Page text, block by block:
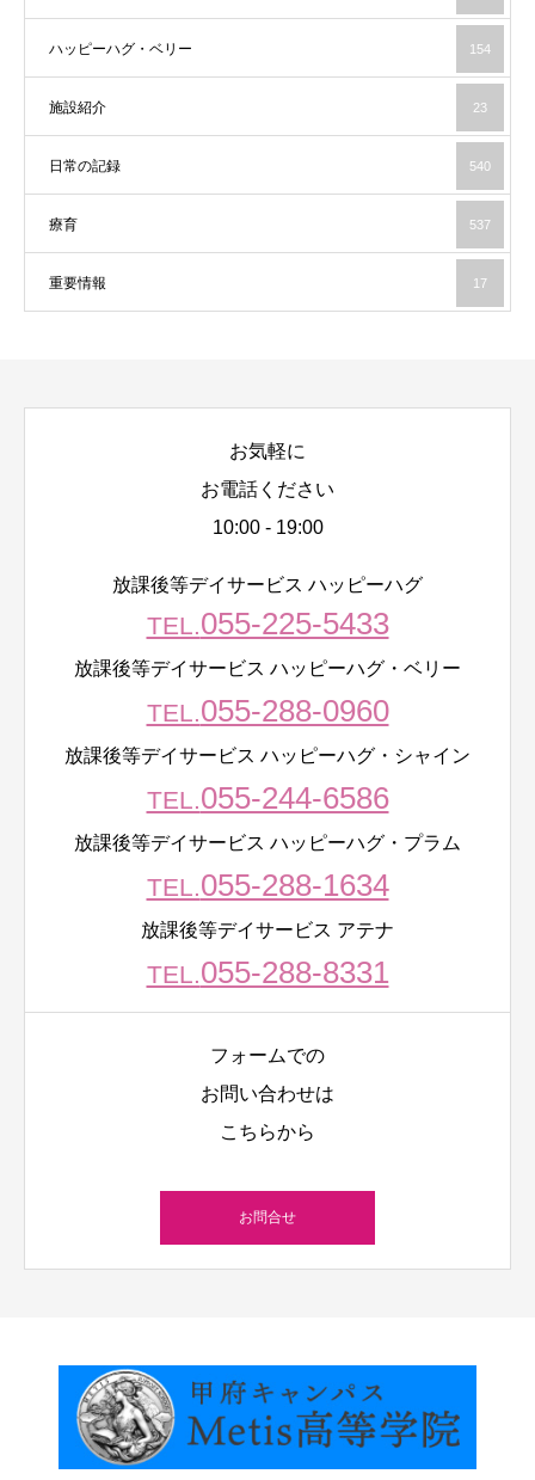
ハッピーハグ・ベリー 154
施設紹介 23
日常の記録 540
療育 537
重要情報 17
お気軽に
お電話ください
10:00 - 19:00
放課後等デイサービス ハッピーハグ
TEL. 055-225-5433
放課後等デイサービス ハッピーハグ・ベリー
TEL. 055-288-0960
放課後等デイサービス ハッピーハグ・シャイン
TEL. 055-244-6586
放課後等デイサービス ハッピーハグ・プラム
TEL. 055-288-1634
放課後等デイサービス アテナ
TEL. 055-288-8331
フォームでの
お問い合わせは
こちらから
お問合せ